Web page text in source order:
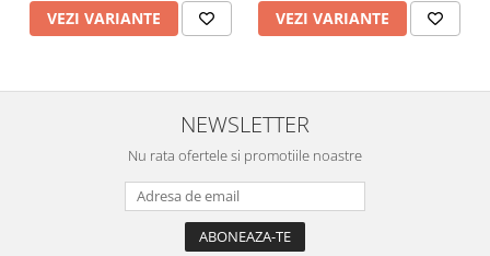
VEZI VARIANTE VEZI VARIANTE
NEWSLETTER
Nu rata ofertele si promotiile noastre